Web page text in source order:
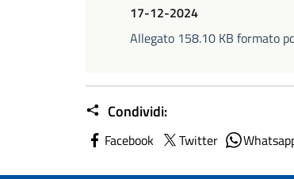
17-12-2024
Allegato 158.10 KB formato
Condividi:
Facebook Twitter